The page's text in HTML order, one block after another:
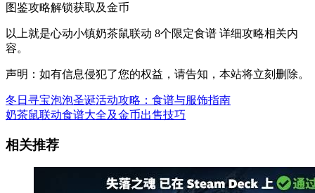
图鉴攻略解锁获取及金币
以上就是心动小镇奶茶鼠联动 8个限定食谱 详细攻略相关内
容。
声明：如有信息侵犯了您的权益，请告知，本站将立刻删除。
冬日寻宝泡泡圣诞活动攻略：食谱与服饰指南
奶茶鼠联动食谱大全及金币出售技巧
相关推荐